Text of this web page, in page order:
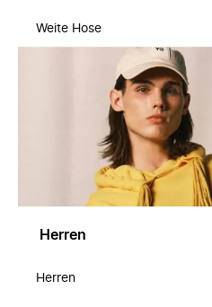
Weite Hose
Herren
Herren